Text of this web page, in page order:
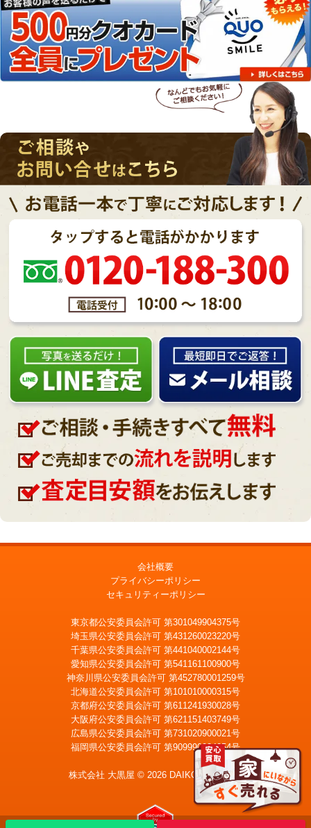
LINE査定 メール査定
宅配買取を申込む
会社概要
プライバシーポリシー
セキュリティーポリシー
東京都公安委員会許可 第301049904375号
埼玉県公安委員会許可 第431260023220号
千葉県公安委員会許可 第441040002144号
愛知県公安委員会許可 第541161100900号
神奈川県公安委員会許可 第452780001259号
北海道公安委員会許可 第101010000315号
京都府公安委員会許可 第611241930028号
大阪府公安委員会許可 第621151403749号
広島県公安委員会許可 第731020900021号
福岡県公安委員会許可 第909990034054号
株式会社 大黒屋 © 2026 DAIKOKUYA, Inc.